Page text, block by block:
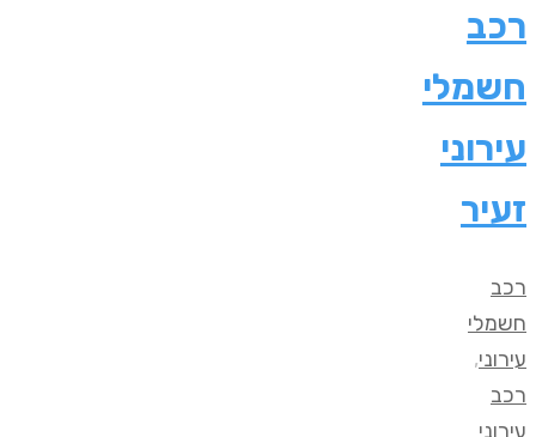
רכב
חשמלי
עירוני
זעיר
רכב
חשמלי
עירוני,
רכב
עירוני